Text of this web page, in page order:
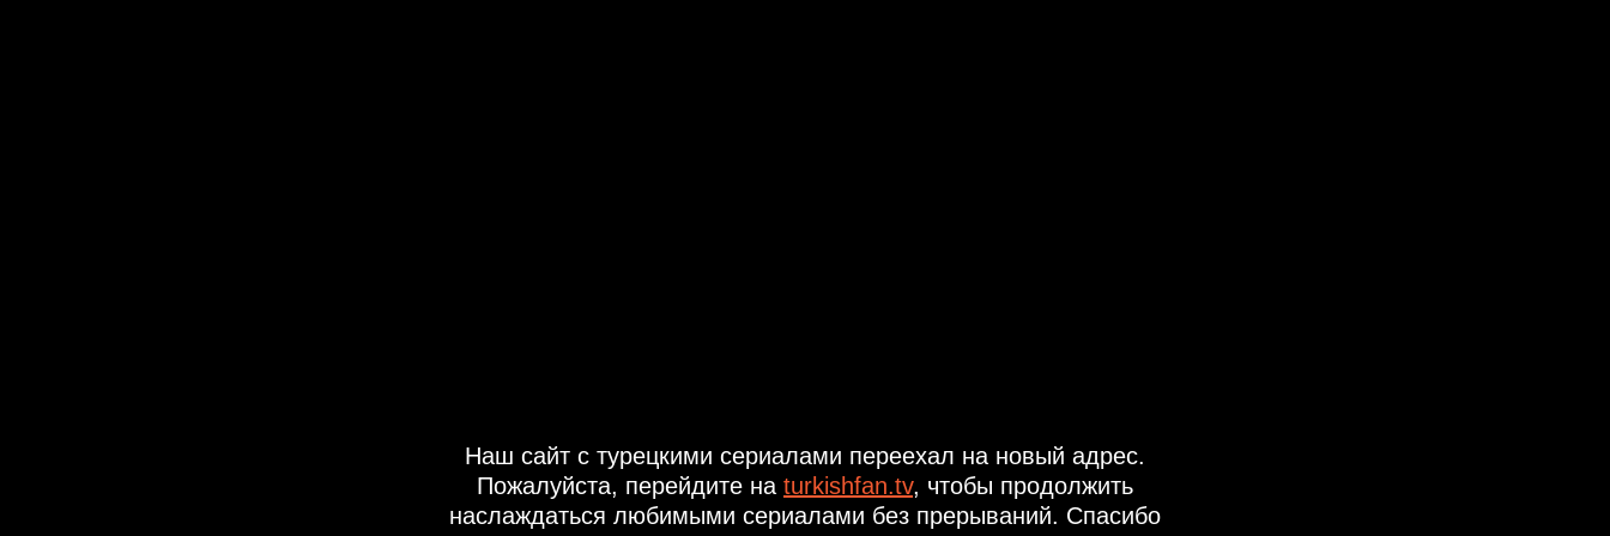
Наш сайт с турецкими сериалами переехал на новый адрес.
Пожалуйста, перейдите на turkishfan.tv, чтобы продолжить
наслаждаться любимыми сериалами без прерываний. Спасибо